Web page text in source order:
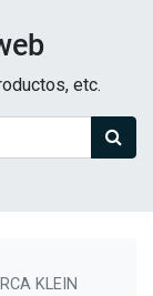
etc.
KLEIN